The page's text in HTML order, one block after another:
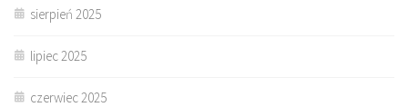
sierpień 2025
lipiec 2025
czerwiec 2025